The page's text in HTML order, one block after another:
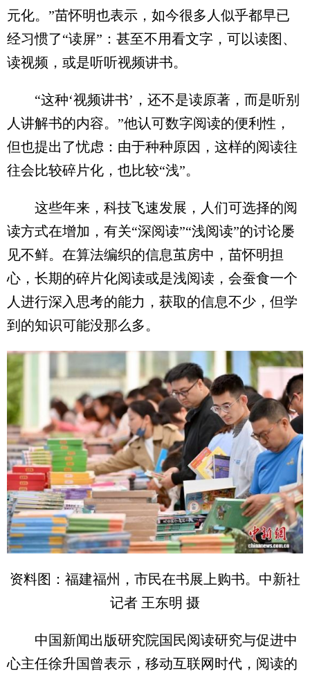
元化。”苗怀明也表示，如今很多人似乎都早已
经习惯了“读屏”：甚至不用看文字，可以读图、
读视频，或是听听视频讲书。
“这种‘视频讲书’，还不是读原著，而是听别
人讲解书的内容。”他认可数字阅读的便利性，
但也提出了忧虑：由于种种原因，这样的阅读往
往会比较碎片化，也比较“浅”。
这些年来，科技飞速发展，人们可选择的阅
读方式在增加，有关“深阅读”“浅阅读”的讨论屡
见不鲜。在算法编织的信息茧房中，苗怀明担
心，长期的碎片化阅读或是浅阅读，会蚕食一个
人进行深入思考的能力，获取的信息不少，但学
到的知识可能没那么多。
资料图：福建福州，市民在书展上购书。中新社
记者 王东明 摄
中国新闻出版研究院国民阅读研究与促进中
心主任徐升国曾表示，移动互联网时代，阅读的